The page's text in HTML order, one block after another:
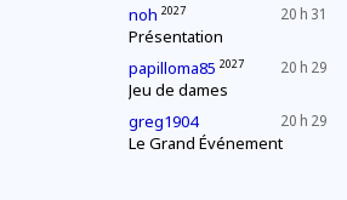
20 h 31
noh 2027
Présentation
20 h 29
papilloma85 2027
Jeu de dames
20 h 29
greg1904
Le Grand Événement